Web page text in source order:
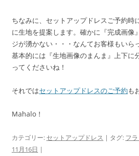
ちなみに、セットアップドレスご予約時
に生地を提案します。確かに『完成画像
ジが湧かない・・・なんてお客様もいら
基本的には『生地画像のまんま』上下に
ってくださいね！
それではセットアップドレスのご予約も
Mahalo！
カテゴリー: セットアップドレス | タグ: フ
11月16日 |